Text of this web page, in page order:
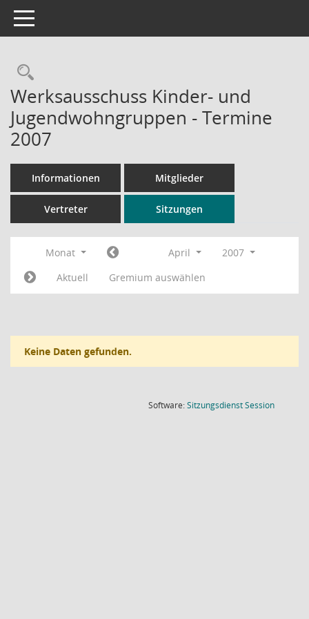
Toggle navigation
Rechercheauswahl
Werksausschuss Kinder- und
Jugendwohngruppen - Termine
2007
Informationen Mitglieder
Vertreter Sitzungen
Monat April
2007
Aktuell
Gremium auswählen
Keine Daten gefunden.
Software:SitzungsdienstSession(Wird in